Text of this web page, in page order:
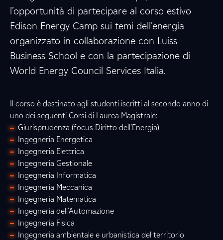
l’opportunità di partecipare al corso estivo
Edison Energy Camp sui temi dell’energia
organizzato in collaborazione con Luiss
Business School e con la partecipazione di
World Energy Council Services Italia.
Il corso è destinato agli studenti iscritti al secondo anno di
uno dei seguenti Corsi di Laurea Magistrale:
Giurisprudenza (focus Diritto dell’Energia)
Ingegneria Energetica
Ingegneria Elettrica
Ingegneria Gestionale
Ingegneria Informatica
Ingegneria Meccanica
Ingegneria Matematica
Ingegneria dell’Automazione
Ingegneria Fisica
Ingegneria ambientale e urbanistica del territorio